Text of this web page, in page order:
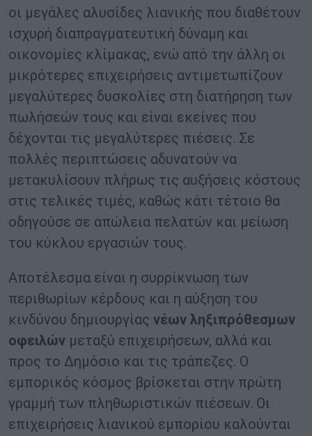
οι μεγάλες αλυσίδες λιανικής που διαθέτουν
ισχυρή διαπραγματευτική δύναμη και
οικονομίες κλίμακας, ενώ από την άλλη οι
μικρότερες επιχειρήσεις αντιμετωπίζουν
μεγαλύτερες δυσκολίες στη διατήρηση των
πωλήσεών τους και είναι εκείνες που
δέχονται τις μεγαλύτερες πιέσεις. Σε
πολλές περιπτώσεις αδυνατούν να
μετακυλίσουν πλήρως τις αυξήσεις κόστους
στις τελικές τιμές, καθώς κάτι τέτοιο θα
οδηγούσε σε απώλεια πελατών και μείωση
του κύκλου εργασιών τους.
Αποτέλεσμα είναι η συρρίκνωση των
περιθωρίων κέρδους και η αύξηση του
κινδύνου δημιουργίας νέων ληξιπρόθεσμων
οφειλών μεταξύ επιχειρήσεων, αλλά και
προς το Δημόσιο και τις τράπεζες. Ο
εμπορικός κόσμος βρίσκεται στην πρώτη
γραμμή των πληθωριστικών πιέσεων. Οι
επιχειρήσεις λιανικού εμπορίου καλούνται